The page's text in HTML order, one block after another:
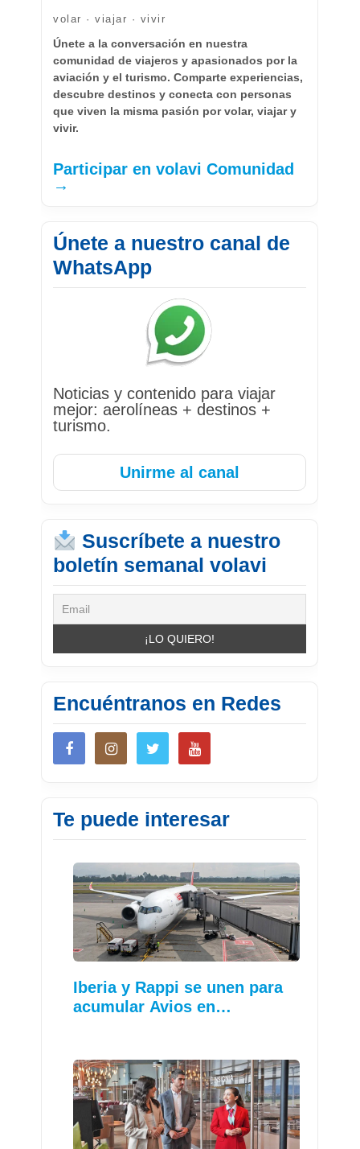
volar · viajar · vivir
Únete a la conversación en nuestra
comunidad de viajeros y apasionados por la
aviación y el turismo. Comparte experiencias,
descubre destinos y conecta con personas
que viven la misma pasión por volar, viajar y
vivir.
Participar en volavi Comunidad
→
Únete a nuestro canal de
WhatsApp
Noticias y contenido para viajar
mejor: aerolíneas + destinos +
turismo.
Unirme al canal
Suscríbete a nuestro
boletín semanal volavi
Encuéntranos en Redes
Te puede interesar
Iberia y Rappi se unen para
acumular Avios en…